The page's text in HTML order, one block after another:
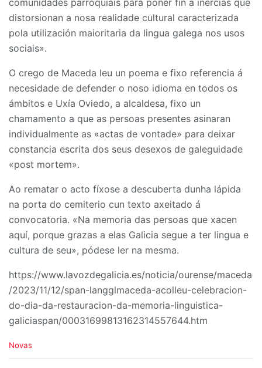
comunidades parroquiais para poñer fin a inercias que
distorsionan a nosa realidade cultural caracterizada
pola utilización maioritaria da lingua galega nos usos
sociais».
O crego de Maceda leu un poema e fixo referencia á
necesidade de defender o noso idioma en todos os
ámbitos e Uxía Oviedo, a alcaldesa, fixo un
chamamento a que as persoas presentes asinaran
individualmente as «actas de vontade» para deixar
constancia escrita dos seus desexos de galeguidade
«post mortem».
Ao rematar o acto fíxose a descuberta dunha lápida
na porta do cemiterio cun texto axeitado á
convocatoria. «Na memoria das persoas que xacen
aquí, porque grazas a elas Galicia segue a ter lingua e
cultura de seu», pódese ler na mesma.
https://www.lavozdegalicia.es/noticia/ourense/maceda
/2023/11/12/span-langglmaceda-acolleu-celebracion-
do-dia-da-restauracion-da-memoria-linguistica-
galiciaspan/00031699813162314557644.htm
C
Novas